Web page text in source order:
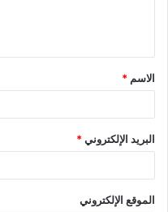
الاسم *
البريد الإلكتروني*
الموقع الإلكتروني